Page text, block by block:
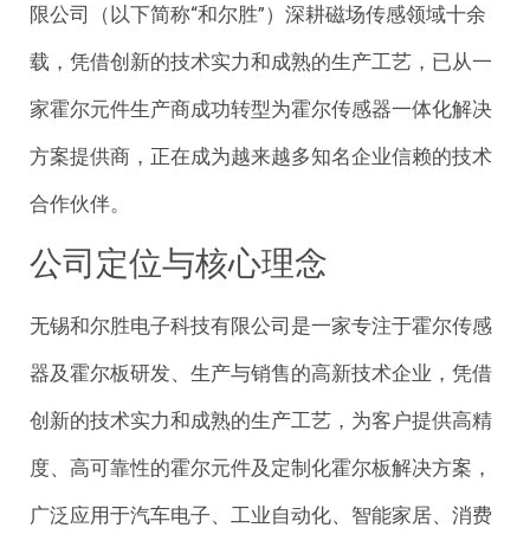
限公司（以下简称“和尔胜”）深耕磁场传感领域十余
载，凭借创新的技术实力和成熟的生产工艺，已从一
家霍尔元件生产商成功转型为霍尔传感器一体化解决
方案提供商，正在成为越来越多知名企业信赖的技术
合作伙伴。
公司定位与核心理念
无锡和尔胜电子科技有限公司是一家专注于霍尔传感
器及霍尔板研发、生产与销售的高新技术企业，凭借
创新的技术实力和成熟的生产工艺，为客户提供高精
度、高可靠性的霍尔元件及定制化霍尔板解决方案，
广泛应用于汽车电子、工业自动化、智能家居、消费